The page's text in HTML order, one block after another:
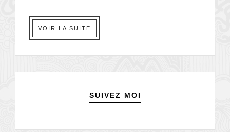
VOIR LA SUITE
SUIVEZ MOI